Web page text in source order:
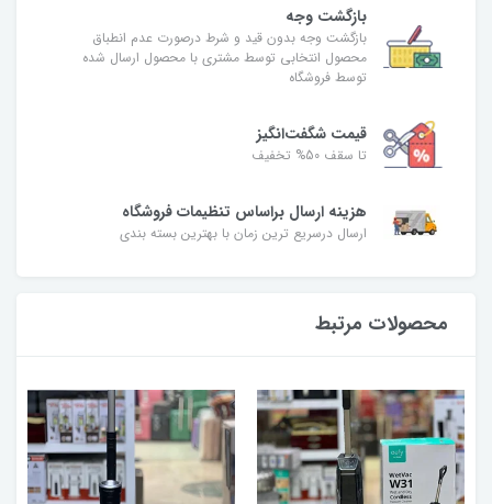
بازگشت وجه
بازگشت وجه بدون قید و شرط درصورت عدم انطباق
محصول انتخابی توسط مشتری با محصول ارسال شده
توسط فروشگاه
قیمت شگفت‌انگیز
تا سقف 50% تخفیف
هزینه ارسال براساس تنظیمات فروشگاه
ارسال درسریع ترین زمان با بهترین بسته بندی
محصولات مرتبط